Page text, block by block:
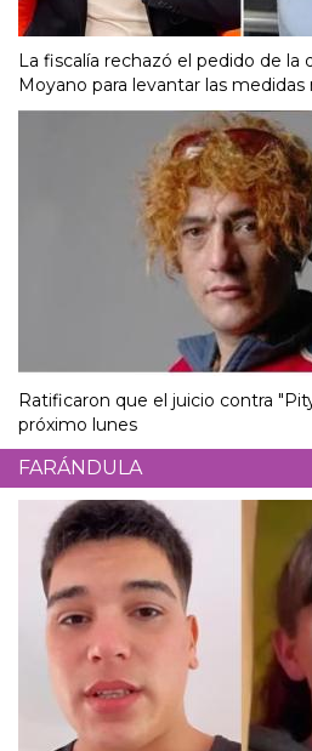
La fiscalía rechazó el pedido de la
Moyano para levantar las medidas
Ratificaron que el juicio contra
próximo lunes
FARÁNDULA